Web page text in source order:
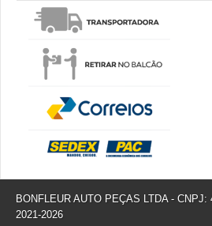
BONFLEUR AUTO PEÇAS LTDA -
2021-2026